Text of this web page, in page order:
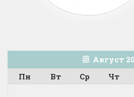
Август
Пн
Вт Ср Чт